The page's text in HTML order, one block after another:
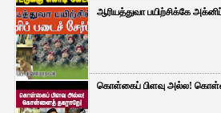
ஆரியத்துவா பயிற்சிக்கே
கொள்கைப் பிளவு அல்ல!